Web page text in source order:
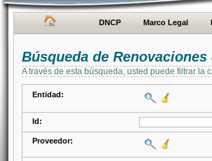
DNCP Marco Legal
Búsqueda de
A través de esta búsqueda, usted puede filtrar la
Entidad:
Id:
Proveedor: